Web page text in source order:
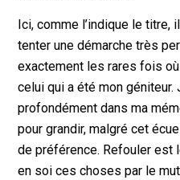
Ici, comme l’indique le titre,
tenter une démarche très
exactement les rares fois
celui qui a été mon
profondément dans ma
pour grandir, malgré cet
de préférence. Refouler est
en soi ces choses par le